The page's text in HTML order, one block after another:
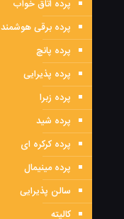
پرده اتاق خواب
پرده برقی هوشمند
پرده پانچ
پرده پذیرایی
پرده زبرا
پرده شید
پرده کرکره ای
پرده مینیمال
سالن پذیرایی
کالیته